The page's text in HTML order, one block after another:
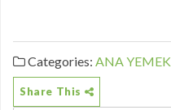
Categories: ANA YEMEK
Share This